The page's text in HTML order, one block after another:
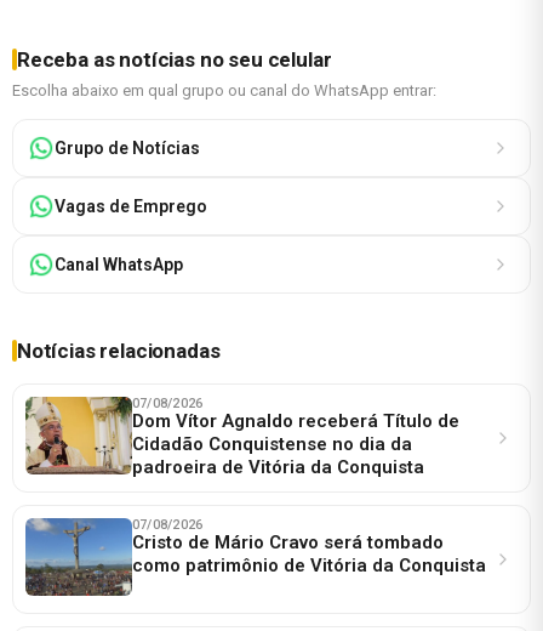
Receba as notícias no seu celular
Escolha abaixo em qual grupo ou canal do WhatsApp entrar:
Grupo de Notícias
Vagas de Emprego
Canal WhatsApp
Notícias relacionadas
07/08/2026
Dom Vítor Agnaldo receberá Título de
Cidadão Conquistense no dia da
padroeira de Vitória da Conquista
07/08/2026
Cristo de Mário Cravo será tombado
como patrimônio de Vitória da Conquista